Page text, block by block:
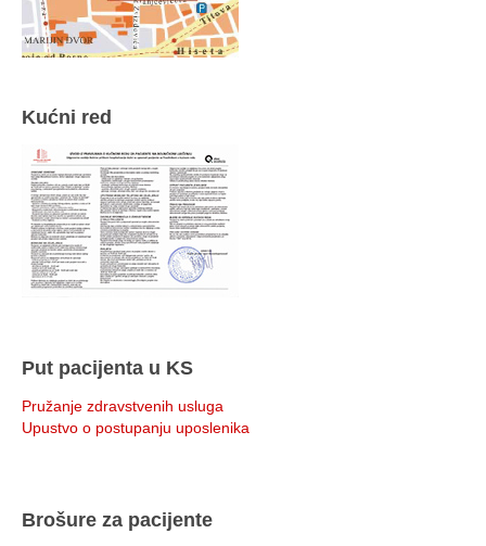
Kućni red
Put pacijenta u KS
Pružanje zdravstvenih usluga
Upustvo o postupanju uposlenika
Brošure za pacijente